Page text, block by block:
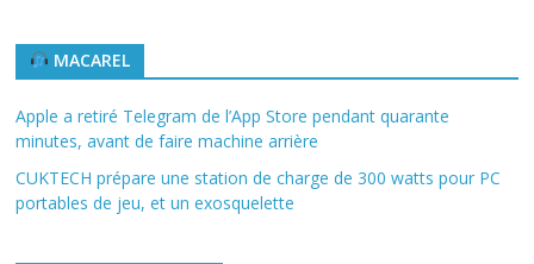
MACAREL
Apple a retiré Telegram de l’App Store pendant quarante
minutes, avant de faire machine arrière
CUKTECH prépare une station de charge de 300 watts pour PC
portables de jeu, et un exosquelette